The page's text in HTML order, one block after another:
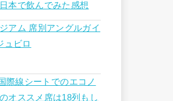
本で飲んでみた感想
アム 席別アングルガイ
ュビロ
際線シートでのエコノ
オススメ席は18列もし